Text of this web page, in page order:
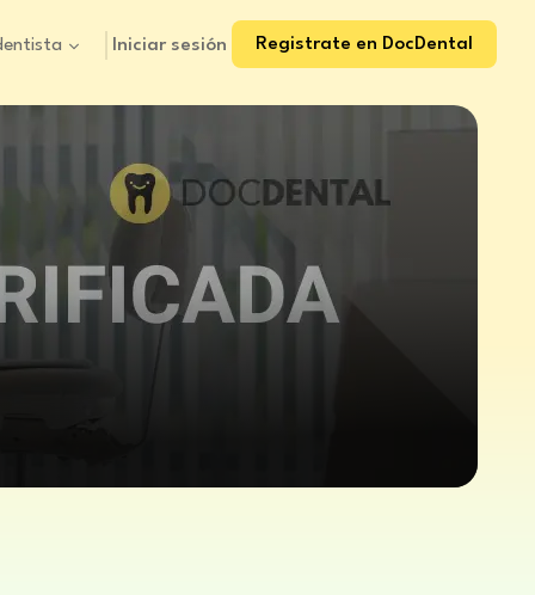
Iniciar sesión Registrate en DocDental